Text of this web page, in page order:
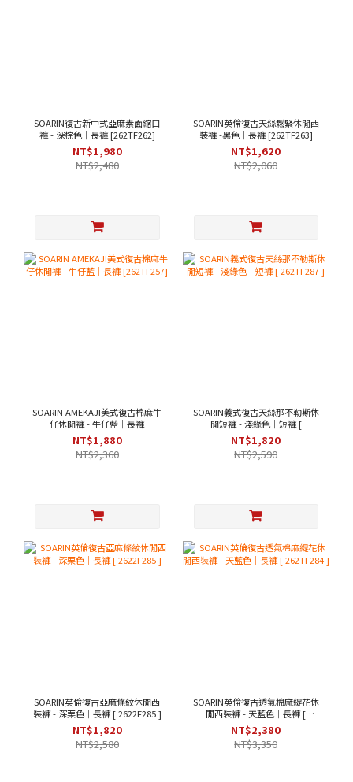
SOARIN復古新中式亞麻素面縮口
褲 - 深棕色｜長褲 [262TF262]
NT$1,980
NT$2,480
SOARIN英倫復古天絲鬆緊休閒西
裝褲 -黑色｜長褲 [262TF263]
NT$1,620
NT$2,060
SOARIN AMEKAJI美式復古棉麻牛
仔休閒褲 - 牛仔藍｜長褲
[262TF257]
NT$1,880
NT$2,360
SOARIN義式復古天絲那不勒斯休
閒短褲 - 淺綠色｜短褲 [
262TF287 ]
NT$1,820
NT$2,590
SOARIN英倫復古亞麻條紋休閒西
裝褲 - 深栗色｜長褲 [ 2622F285 ]
NT$1,820
NT$2,580
SOARIN英倫復古透氣棉麻緹花休
閒西裝褲 - 天藍色｜長褲 [
262TF284 ]
NT$2,380
NT$3,350